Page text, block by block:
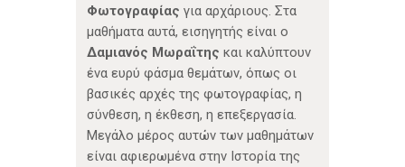
Φωτογραφίας για αρχάριους. Στα
μαθήματα αυτά, εισηγητής είναι ο
Δαμιανός Μωραΐτης και καλύπτουν
ένα ευρύ φάσμα θεμάτων, όπως οι
βασικές αρχές της φωτογραφίας, η
σύνθεση, η έκθεση, η επεξεργασία.
Μεγάλο μέρος αυτών των μαθημάτων
είναι αφιερωμένα στην Ιστορία της